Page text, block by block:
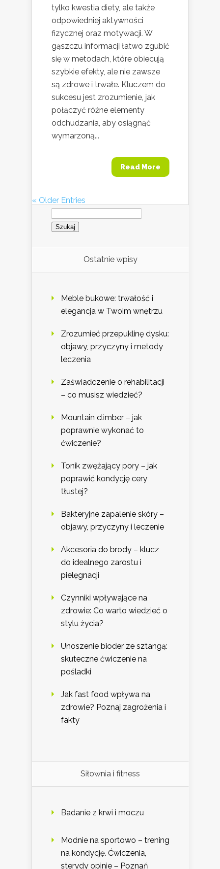
tylko kwestia diety, ale także
odpowiedniej aktywności
fizycznej oraz motywacji. W
gąszczu informacji łatwo zgubić
się w metodach, które obiecują
szybkie efekty, ale nie zawsze
są zdrowe i trwałe. Kluczem do
sukcesu jest zrozumienie, jak
połączyć różne elementy
odchudzania, aby osiągnąć
wymarzoną...
Read More
« Older Entries
Szukaj:
Ostatnie wpisy
Meble bukowe: trwałość i
elegancja w Twoim wnętrzu
Zrozumieć przepuklinę dysku:
objawy, przyczyny i metody
leczenia
Zaświadczenie o rehabilitacji
– co musisz wiedzieć?
Mountain climber – jak
poprawnie wykonać to
ćwiczenie?
Tonik zwężający pory – jak
poprawić kondycję cery
tłustej?
Bakteryjne zapalenie skóry –
objawy, przyczyny i leczenie
Akcesoria do brody – klucz
do idealnego zarostu i
pielęgnacji
Czynniki wpływające na
zdrowie: Co warto wiedzieć o
stylu życia?
Unoszenie bioder ze sztangą:
skuteczne ćwiczenie na
pośladki
Jak fast food wpływa na
zdrowie? Poznaj zagrożenia i
fakty
Siłownia i fitness
Badanie z krwi i moczu
Modnie na sportowo – trening
na kondycję. Ćwiczenia,
sterydy opinie – Poznań